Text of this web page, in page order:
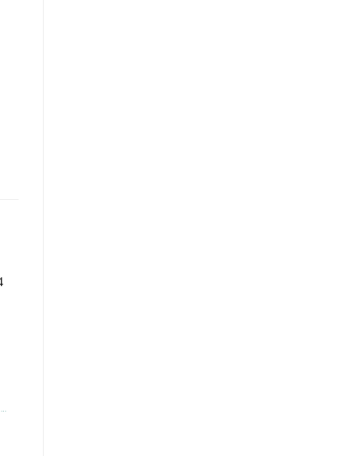
SỮA CHO BỆNH NHÂN UNG THƯ